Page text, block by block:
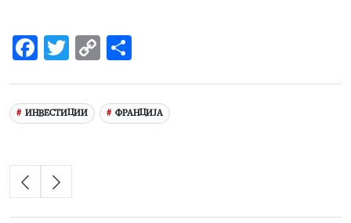
Facebook
Twitter
Copy
ИНВЕСТИЦИИ ФРАНЦИЈА